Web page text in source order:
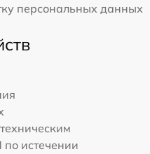
персональных данных
истечении